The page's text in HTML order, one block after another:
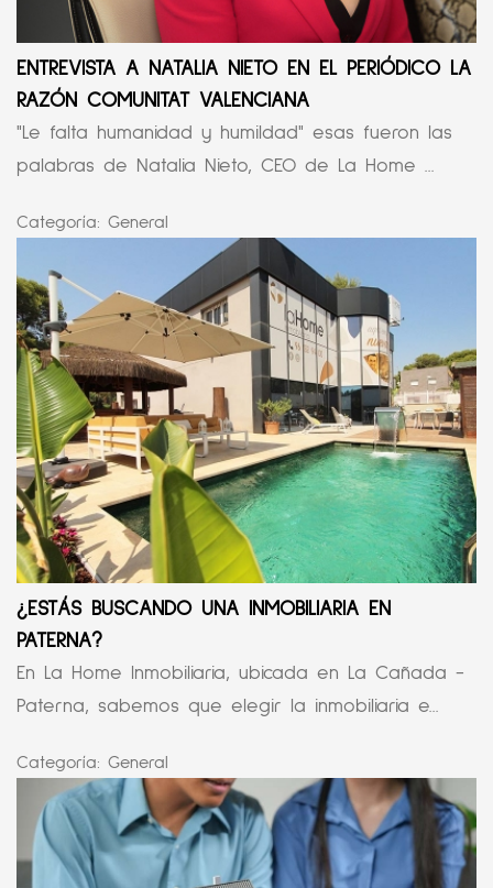
ENTREVISTA A NATALIA NIETO EN EL PERIÓDICO LA
RAZÓN COMUNITAT VALENCIANA
"Le falta humanidad y humildad" esas fueron las
palabras de Natalia Nieto, CEO de La Home ...
Categoría: General
¿ESTÁS BUSCANDO UNA INMOBILIARIA EN
PATERNA?
En La Home Inmobiliaria, ubicada en La Cañada -
Paterna, sabemos que elegir la inmobiliaria e...
Categoría: General